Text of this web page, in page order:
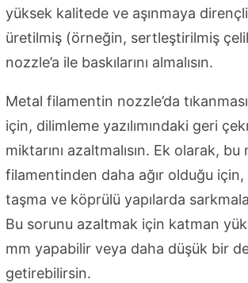
yüksek kalitede ve aşınmaya
üretilmiş (örneğin, sertleştirilmiş
nozzle’a ile baskılarını almalısın.
Metal filamentin nozzle’da
için, dilimleme yazılımındaki geri
miktarını azaltmalısın. Ek olarak,
filamentinden daha ağır olduğu
taşma ve köprülü yapılarda
Bu sorunu azaltmak için katman
mm yapabilir veya daha düşük bir
getirebilirsin.